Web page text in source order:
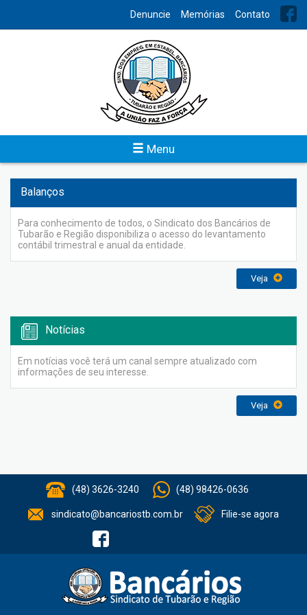
Denuncie Memórias Contato
Menu
Previsão Orçamentária
O Sindicato dos Bancários de Tubarão e Região disponibiliza o
acesso do planejamento das atividades financeiras da
entidade para conhecimento de todos.
Balanços
Para conhecimento de todos, o Sindicato dos Bancários de
Tubarão e Região disponibiliza o acesso do levantamento
contábil trimestral e anual da entidade.
Veja
Notícias
Em notícias você terá um canal sempre atualizado com
informações de seu interesse.
Veja
(48) 3626-3240 (48) 98426-0636
sindicato@bancariostb.com.br Filie-se agora